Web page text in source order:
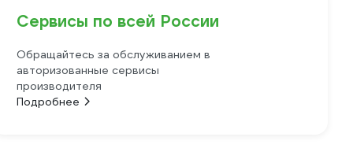
Сервисы по всей России
Обращайтесь за обслуживанием в
авторизованные сервисы
производителя
Подробнее